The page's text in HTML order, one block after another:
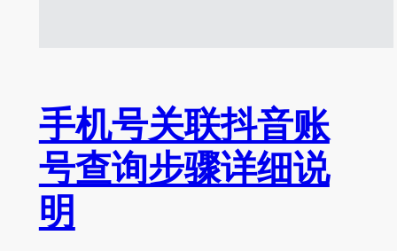
手机号关联抖音账
号查询步骤详细说
明